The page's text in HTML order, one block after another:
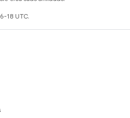
18 UTC.